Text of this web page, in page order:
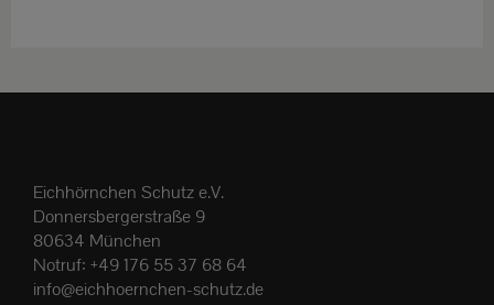
können
auf
der
Produktseite
Eichhörnchen Schutz e.V.
Donnersbergerstraße 9
80634 München
Notruf: +49 176 55 37 68 64
info@eichhoernchen-schutz.de